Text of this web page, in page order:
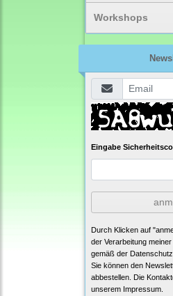
Workshops
Eingabe
Durch Klicken auf
der Verarbeitung
gemäß der
Sie können den
abbestellen. Die
unserem Impressum.